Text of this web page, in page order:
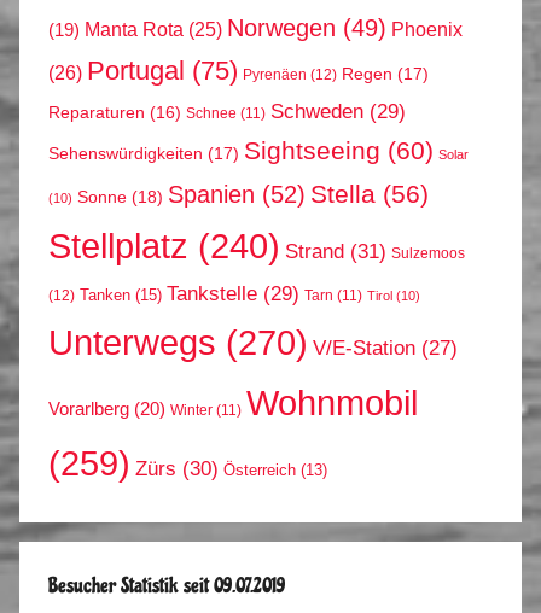
(19) Manta Rota (25) Norwegen (49) Phoenix
(26) Portugal (75) Pyrenäen (12) Regen (17)
Reparaturen (16) Schnee (11) Schweden (29)
Sehenswürdigkeiten (17) Sightseeing (60) Solar
(10) Sonne (18) Spanien (52) Stella (56)
Stellplatz (240) Strand (31) Sulzemoos
(12) Tanken (15) Tankstelle (29) Tarn (11) Tirol (10)
Unterwegs (270) V/E-Station (27)
Vorarlberg (20) Winter (11) Wohnmobil
(259) Zürs (30) Österreich (13)
Besucher Statistik seit 09.07.2019